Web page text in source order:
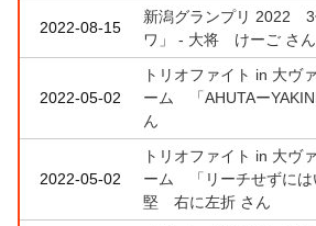
2022-08-15
新潟グランプリ 2022
ワ」 - 大将 けーご さん
2022-05-02
トリオファイト in 大
ーム 「AHUTAー
ん
2022-05-02
トリオファイト in 大
ーム 「リーチせずには
堅 右に左折 さん